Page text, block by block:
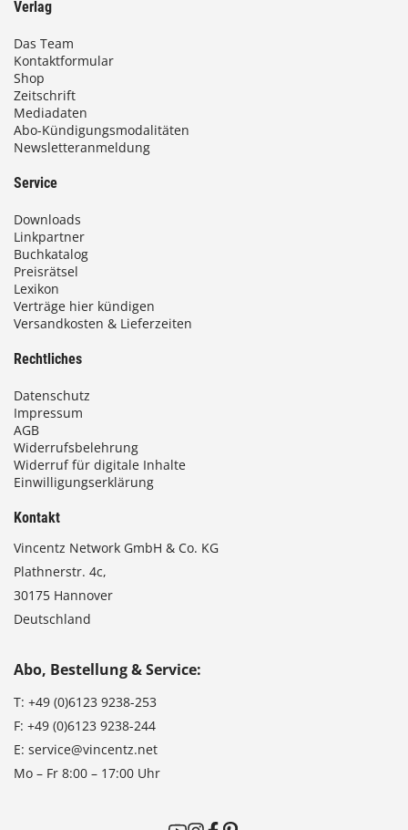
Verlag
Das Team
Kontaktformular
Shop
Zeitschrift
Mediadaten
Abo-Kündigungsmodalitäten
Newsletteranmeldung
Service
Downloads
Linkpartner
Buchkatalog
Preisrätsel
Lexikon
Verträge hier kündigen
Versandkosten & Lieferzeiten
Rechtliches
Datenschutz
Impressum
AGB
Widerrufsbelehrung
Widerruf für digitale Inhalte
Einwilligungserklärung
Kontakt
Vincentz Network GmbH & Co. KG
Plathnerstr. 4c,
30175 Hannover
Deutschland
Abo, Bestellung & Service:
T: +49 (0)6123 9238-253
F: +49 (0)6123 9238-244
E: service@vincentz.net
Mo – Fr 8:00 – 17:00 Uhr